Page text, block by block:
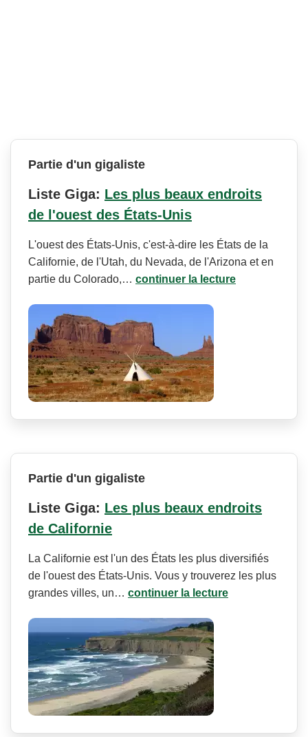
Partie d'un gigaliste
Liste Giga: Les plus beaux endroits
de l'ouest des États-Unis
L'ouest des États-Unis, c'est-à-dire les États de la
Californie, de l'Utah, du Nevada, de l'Arizona et en
partie du Colorado,… continuer la lecture
Partie d'un gigaliste
Liste Giga: Les plus beaux endroits
de Californie
La Californie est l'un des États les plus diversifiés
de l'ouest des États-Unis. Vous y trouverez les plus
grandes villes, un… continuer la lecture